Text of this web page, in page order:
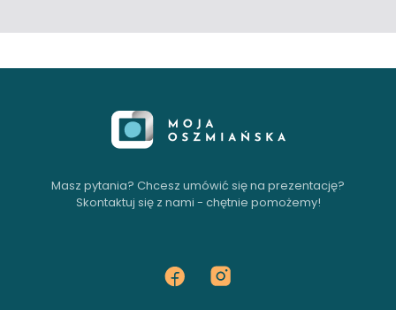
Masz pytania? Chcesz umówić się na prezentację?
Skontaktuj się z nami - chętnie pomożemy!